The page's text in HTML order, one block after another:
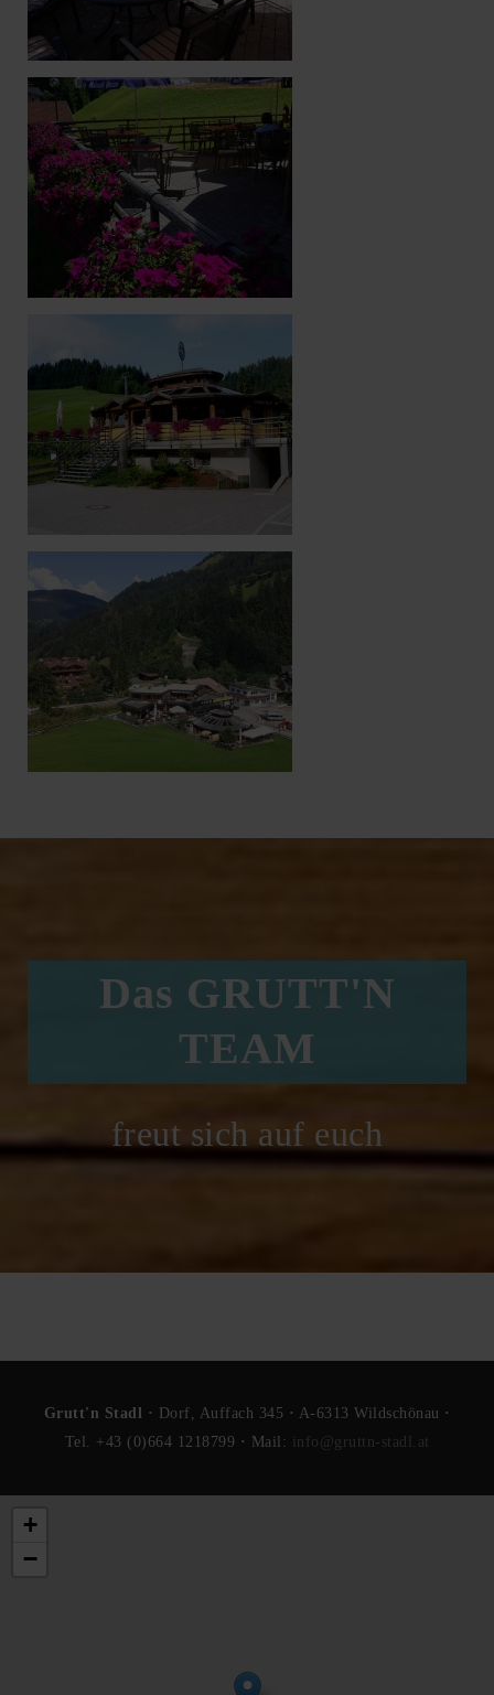
Das GRUTT'N
TEAM
freut sich auf euch
Grutt'n Stadl · Dorf, Auffach 345 · A-6313 Wildschönau ·
Tel. +43 (0)664 1218799 · Mail: info@gruttn-stadl.at
+
−